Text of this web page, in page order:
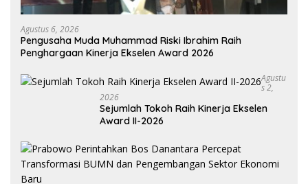
Agustus 6, 2026
Pengusaha Muda Muhammad Riski Ibrahim Raih
Penghargaan Kinerja Ekselen Award 2026
Agustu
S 2,
2026
Sejumlah Tokoh Raih Kinerja Ekselen
Award II-2026